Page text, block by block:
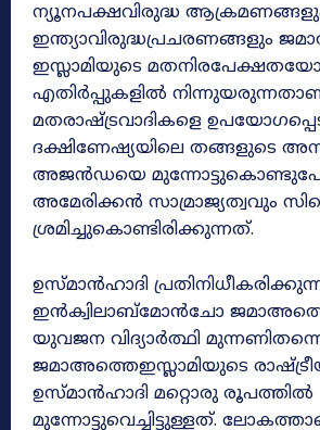
ന്യൂനപക്ഷവിരുദ്ധ
ഇന്ത്യാവിരുദ്ധപ്രചരണങ്ങളും
ഇസ്ലാമിയുടെ
എതിർപ്പുകളിൽ
മതരാഷ്ട്രവാദികളെ
ദക്ഷിണേഷ്യയിലെ തങ്ങളുടെ
അജൻഡയെ
അമേരിക്കൻ സാമ്രാജ്യത്വവും
ശ്രമിച്ചുകൊണ്ടിരിക്കുന്നത്.
ഉസ്മാൻഹാദി
ഇൻക്വിലാബ്‌മോൻചോ
യുവജന വിദ്യാർത്ഥി
ജമാഅത്തെഇസ്ലാമിയുടെ
ഉസ്മാൻഹാദി മറ്റൊരു രൂപത്തിൽ
മുന്നോട്ടുവെച്ചിട്ടുള്ളത്.